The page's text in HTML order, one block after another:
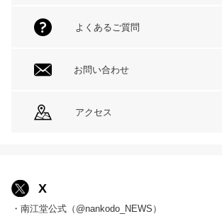
よくあるご質問
お問い合わせ
アクセス
X
・南江堂公式（@nankodo_NEWS）